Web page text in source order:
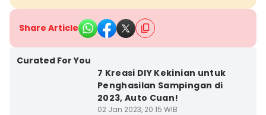
Share Article
Curated For You
7 Kreasi DIY Kekinian untuk
Penghasilan Sampingan di
2023, Auto Cuan!
02 Jan 2023, 20:15 WIB